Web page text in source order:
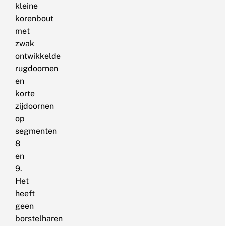
kleine
korenbout
met
zwak
ontwikkelde
rugdoornen
en
korte
zijdoornen
op
segmenten
8
en
9.
Het
heeft
geen
borstelharen